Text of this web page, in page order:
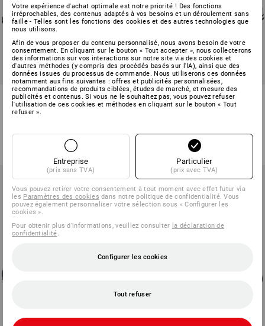
S1 Chaussures hautes sécurité
e.s. Triest mid
à p. de € 145,08
(TTC) à p. de 10 Paires
S1P Chaussures hautes de
sécur. e.s. Tolosa II mid
à p. de € 80,95
(TTC) à p. de 10 Paires
Votre expérience d'achat optimale est notre priorité ! Des fonctions
irréprochables, des contenus adaptés à vos besoins et un déroulement sans
faille - Telles sont les fonctions des cookies et des autres technologies que
nous utilisons.
Afin de vous proposer du contenu personnalisé, nous avons besoin de votre
consentement. En cliquant sur le bouton « Tout accepter », nous collecterons
des informations sur vos interactions sur notre site via des cookies et
d'autres méthodes (y compris des procédés basés sur l'IA), ainsi que des
données issues du processus de commande. Nous utiliserons ces données
notamment aux fins suivantes : offres et publicités personnalisées,
recommandations de produits ciblées, études de marché, et mesure des
publicités et contenus. Si vous ne le souhaitez pas, vous pouvez refuser
l'utilisation de ces cookies et méthodes en cliquant sur le bouton « Tout
refuser ».
Entreprise
(prix sans TVA)
Particulier
(prix avec TVA)
Vous pouvez retirer votre consentement à tout moment avec effet futur via
les Paramètres des cookies dans notre politique de confidentialité. Vous
pouvez également personnaliser votre sélection sous « Configurer les
cookies ».
Pour obtenir plus d'informations, veuillez consulter la déclaration de
confidentialité
Configurer les cookies
Tout refuser